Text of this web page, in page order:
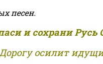
песен.
и сохрани
осилит